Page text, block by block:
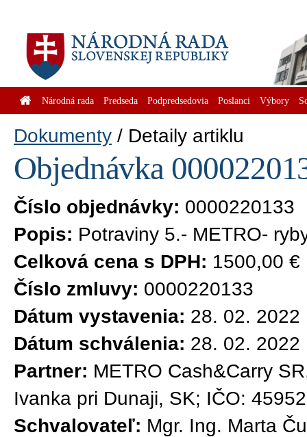
Národná rada Predseda Podpredsedovia Poslanci Výbory
Dokumenty Detaily artiklu
Objednávka
Číslo objednávky: 0000220133
Popis: Potraviny 5.- METRO-
Celková cena s DPH: 1500,00 €
Číslo zmluvy: 0000220133
Dátum vystavenia: 28. 02. 2022
Dátum schválenia: 28. 02. 2022
Partner: METRO Cash&Carry
Ivanka pri Dunaji, SK; IČO:
Schvalovateľ: Mgr. Ing. Marta